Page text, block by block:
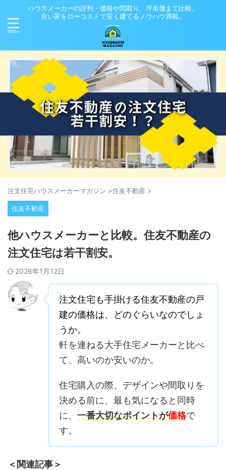
ハウスメーカーの評判・価格や間取り、坪単価まで比較。
良い家をローコストで安く建てるノウハウ満載。
注⽂住宅ハウスメーカーマガジン >住友不動産 >
住友不動産
他ハウスメーカーと比較。住友不動産の
注文住宅は若干割安。
2026年1月12日
注文住宅も手掛ける住友不動産の戸
建の価格は、どのぐらいなのでしょ
うか。
軒を連ねる大手住宅メーカーと比べ
て、高いのか安いのか。
住宅購入の際、デザインや間取りを
決める前に、最も気になると同時
に、 一番大切なポイントが価格で
す。
＜関連記事＞